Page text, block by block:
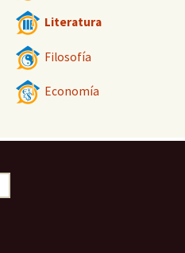
Literatura
Filosofía
Economía